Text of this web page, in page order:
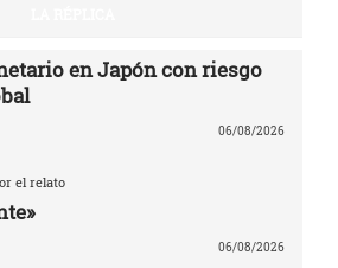
en Japón con riesgo
06/08/2026
el relato
06/08/2026